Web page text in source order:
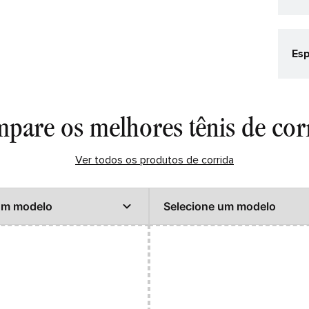
os melhores tênis de
Ver todos os produtos de corrida